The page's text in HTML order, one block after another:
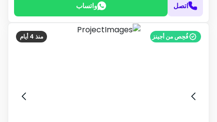
اتصل واتساب
منذ 4 أيام فُحِص من أجينز